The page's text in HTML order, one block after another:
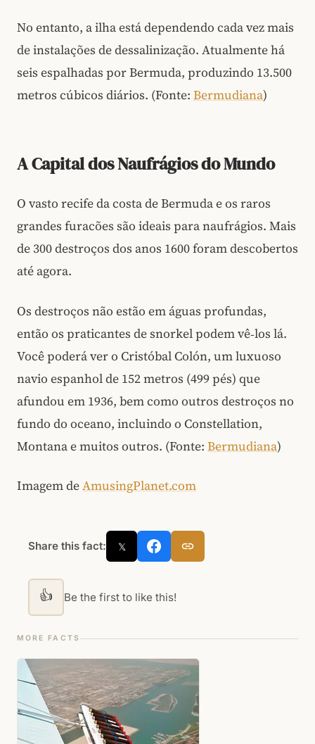
No entanto, a ilha está dependendo cada vez mais
de instalações de dessalinização. Atualmente há
seis espalhadas por Bermuda, produzindo 13.500
metros cúbicos diários. (Fonte: Bermudiana)
A Capital dos Naufrágios do Mundo
O vasto recife da costa de Bermuda e os raros
grandes furacões são ideais para naufrágios. Mais
de 300 destroços dos anos 1600 foram descobertos
até agora.
Os destroços não estão em águas profundas,
então os praticantes de snorkel podem vê‑los lá.
Você poderá ver o Cristóbal Colón, um luxuoso
navio espanhol de 152 metros (499 pés) que
afundou em 1936, bem como outros destroços no
fundo do oceano, incluindo o Constellation,
Montana e muitos outros. (Fonte: Bermudiana)
Imagem deAmusingPlanet.com
Share this fact: 𝕏
👍 Be the first to like this!
MORE FACTS